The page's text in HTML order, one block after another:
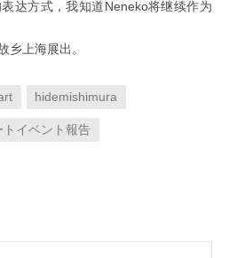
达方式，我知道Neneko将继续作为
乡上海展出。
hidemishimura
トイベント報告